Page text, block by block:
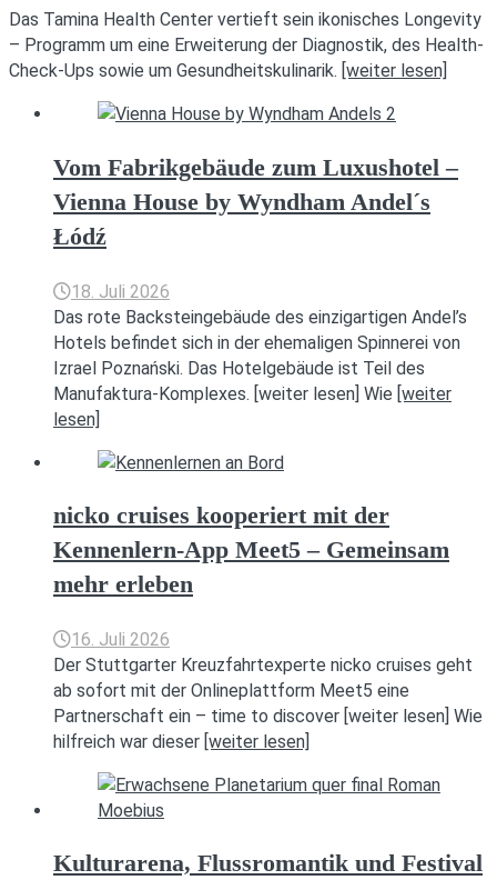
Das Tamina Health Center vertieft sein ikonisches Longevity
– Programm um eine Erweiterung der Diagnostik, des Health-
Check-Ups sowie um Gesundheitskulinarik. [weiter lesen]
Vom Fabrikgebäude zum Luxushotel –
Vienna House by Wyndham Andel´s
Łódź
18. Juli 2026
Das rote Backsteingebäude des einzigartigen Andel’s
Hotels befindet sich in der ehemaligen Spinnerei von
Izrael Poznański. Das Hotelgebäude ist Teil des
Manufaktura-Komplexes. [weiter lesen] Wie [weiter
lesen]
nicko cruises kooperiert mit der
Kennenlern-App Meet5 – Gemeinsam
mehr erleben
16. Juli 2026
Der Stuttgarter Kreuzfahrtexperte nicko cruises geht
ab sofort mit der Onlineplattform Meet5 eine
Partnerschaft ein – time to discover [weiter lesen] Wie
hilfreich war dieser [weiter lesen]
Kulturarena, Flussromantik und Festival